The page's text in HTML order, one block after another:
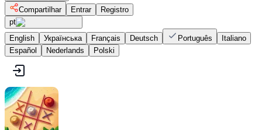
Compartilhar
Entrar
Registro
pt
English
Українська Français Deutsch Português
Italiano
Español
Nederlands Polski